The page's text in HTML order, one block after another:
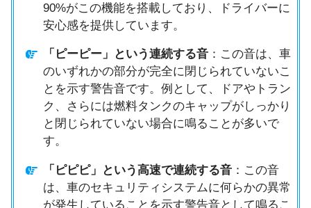
90%がこの機能を搭載しており、ドライバーに
安心感を提供しています。
「ピーピー」という連続する音 ：この音は、車
のいずれかの部分が完全に閉じられていないこ
とを示す警告音です。例として、ドアやトラン
ク、さらには燃料タンクのキャップがしっかり
と閉じられていない場合に鳴ることが多いで
す。
「ピピピ」という高速で連続する音 ：この音
は、車のセキュリティシステムに何らかの異常
が発生していることを示す警告音として鳴るこ